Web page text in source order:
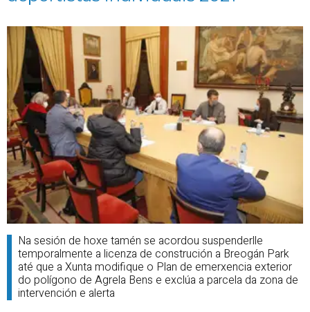
Na sesión de hoxe tamén se acordou suspenderlle
temporalmente a licenza de construción a Breogán Park
até que a Xunta modifique o Plan de emerxencia exterior
do polígono de Agrela Bens e exclúa a parcela da zona de
intervención e alerta